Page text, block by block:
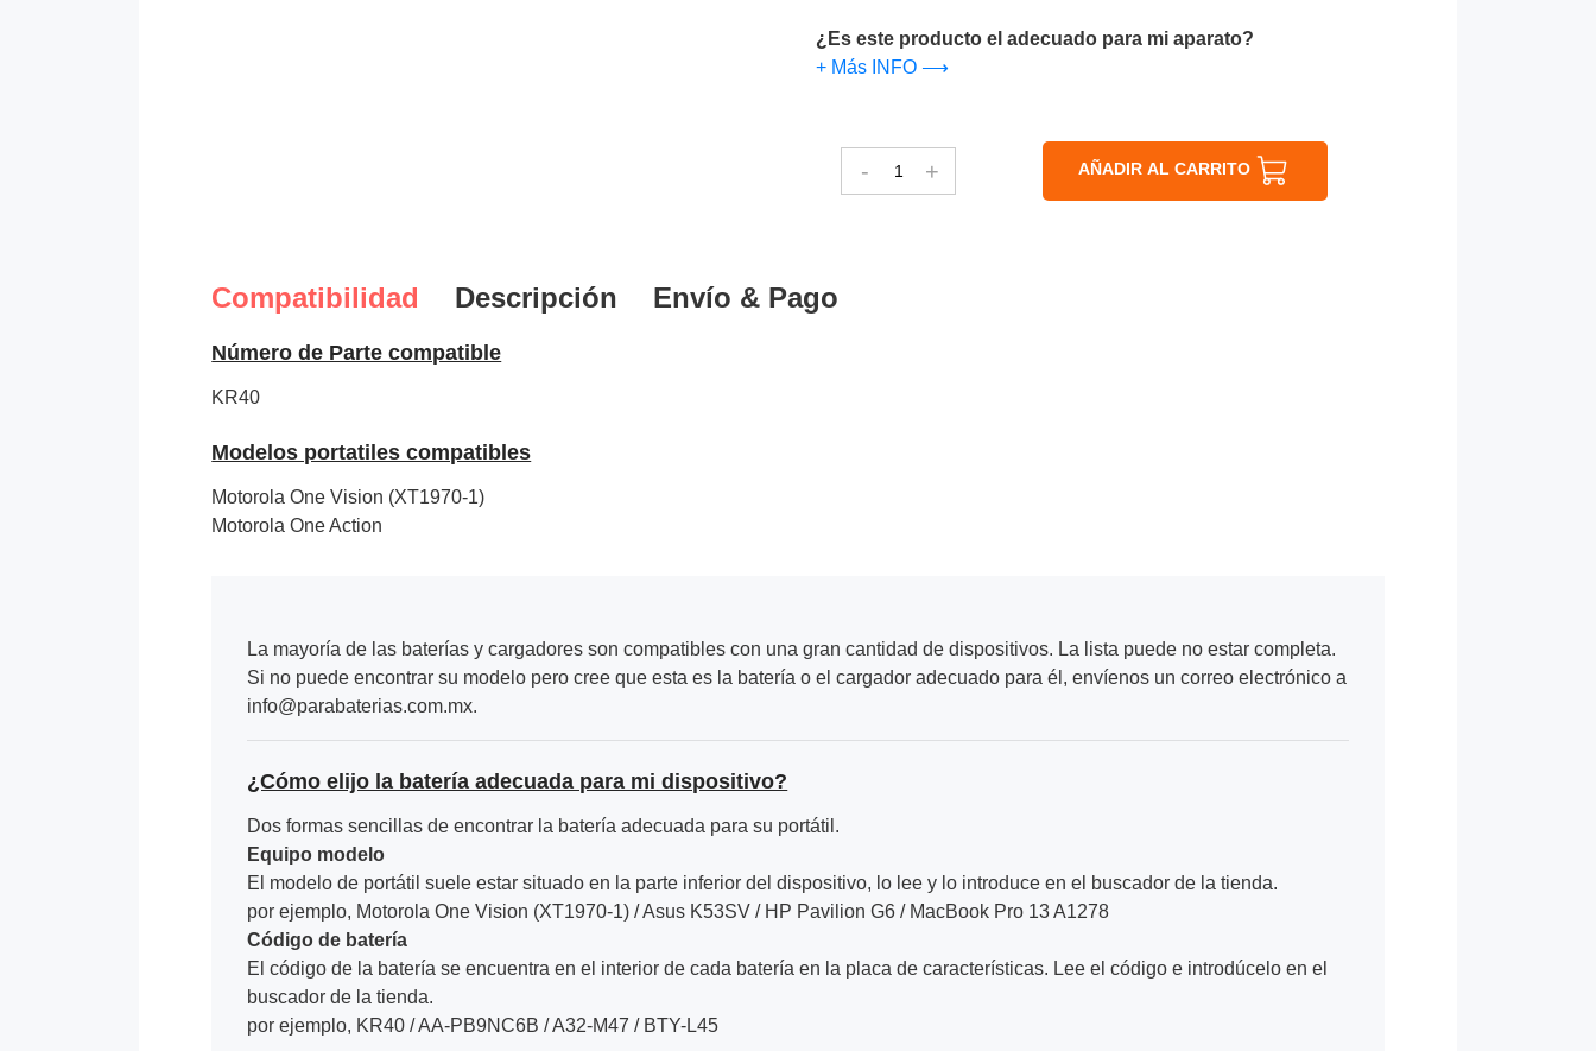
¿Es este producto el adecuado para mi aparato?
+ Más INFO ⟶
- + AÑADIR AL CARRITO
Compatibilidad Descripción Envío & Pago
Número de Parte compatible
KR40
Modelos portatiles compatibles
Motorola One Vision (XT1970-1)
Motorola One Action
La mayoría de las baterías y cargadores son compatibles con una gran cantidad de dispositivos. La lista puede no estar completa.
Si no puede encontrar su modelo pero cree que esta es la batería o el cargador adecuado para él, envíenos un correo electrónico a
info@parabaterias.com.mx.
¿Cómo elijo la batería adecuada para mi dispositivo?
Dos formas sencillas de encontrar la batería adecuada para su portátil.
Equipo modelo
El modelo de portátil suele estar situado en la parte inferior del dispositivo, lo lee y lo introduce en el buscador de la tienda.
por ejemplo, Motorola One Vision (XT1970-1) / Asus K53SV / HP Pavilion G6 / MacBook Pro 13 A1278
Código de batería
El código de la batería se encuentra en el interior de cada batería en la placa de características. Lee el código e introdúcelo en el
buscador de la tienda.
por ejemplo, KR40 / AA-PB9NC6B / A32-M47 / BTY-L45